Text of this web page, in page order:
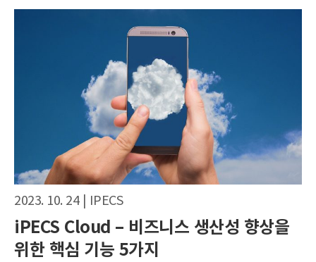
2023. 10. 24 | IPECS
iPECS Cloud – 비즈니스 생산성 향상을
위한 핵심 기능 5가지